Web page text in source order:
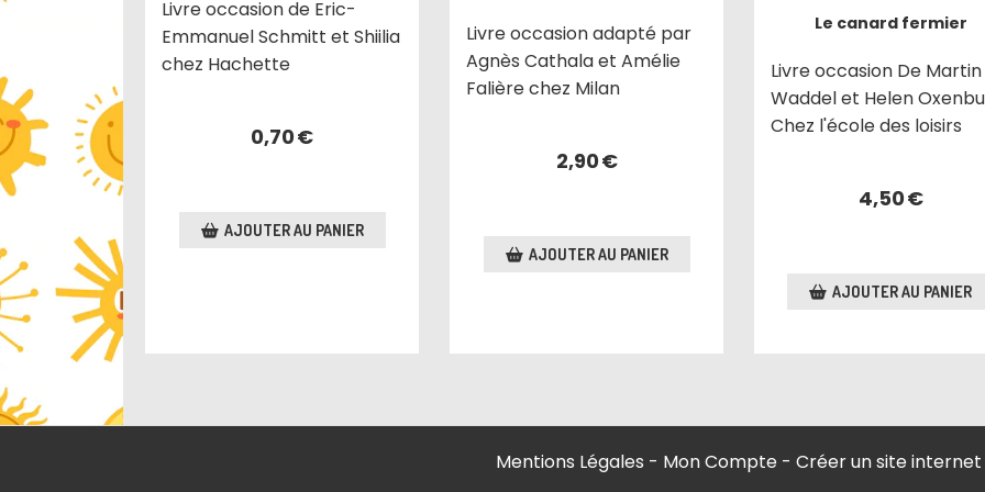
Livre occasion de Eric-
Emmanuel Schmitt et Shiilia
chez Hachette
0,70€
AJOUTER AU PANIER
Livre occasion adapté par
Agnès Cathala et Amélie
Falière chez Milan
2,90€
AJOUTER AU PANIER
Le canard fermier
Livre occasion De Martin
Waddel et Helen
Chez l'école des loisirs
4,50€
AJOUTER AU PANIER
Mentions Légales Mon Compte Créer un site internet